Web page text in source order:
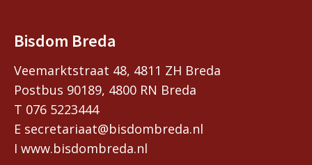
Bisdom Breda
Veemarktstraat 48, 4811 ZH Breda
Postbus 90189, 4800 RN Breda
T 076 5223444
E secretariaat@bisdombreda.nl
I www.bisdombreda.nl